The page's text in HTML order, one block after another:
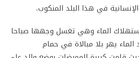
في هذا البلد المنكوب.
الماء وهي تغسل وجهها صباحا
يهر بلا مبالاة في حمام